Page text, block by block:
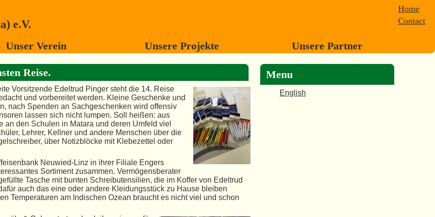
Home
Contact
e.V.
Unser Verein Unsere Projekte Unsere Partner
Reise.
Vorsitzende Edeltrud Pinger steht die 14. Reise
und vorbereitet werden. Kleine Geschenke und
nach Spenden an Sachgeschenken wird offensiv
lassen sich nicht lumpen. Soll heißen: aus
den Schulen in Matara und deren Umfeld viel
Lehrer, Kellner und andere Menschen über die
über Notizblöcke mit Klebezettel oder
Neuwied-Linz in ihrer Filiale Engers
Sortiment zusammen. Vermögensberater
Tasche mit bunten Schreibutensilien, die im Koffer von Edeltrud
auch das eine oder andere Kleidungsstück zu Hause bleiben
Temperaturen am Indischen Ozean braucht es nicht viel und schon
Menu
English